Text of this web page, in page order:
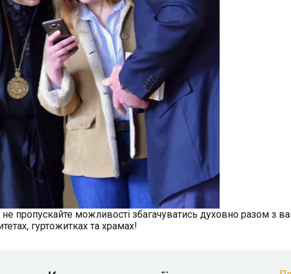
не пропускайте можливості збагачуватись духовно разом з
гуртожитках та храмах!